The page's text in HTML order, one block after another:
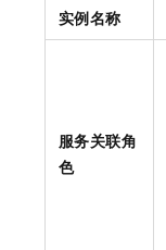
实例名称
服务关联角
色